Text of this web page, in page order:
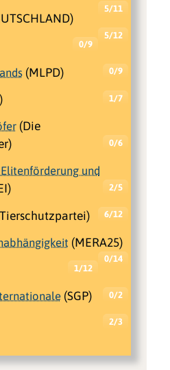
5/11
5/12
0/9
(MLPD) 0/9
1/7
(Die
0/6
und
2/5
6/12
(MERA25)
0/14
1/12
(SGP) 0/2
2/3